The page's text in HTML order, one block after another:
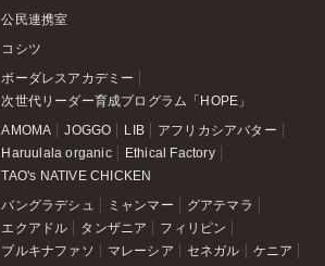
公民連携室
コシツ
ボーダレスアカデミー
次世代リーダー育成プログラム「HOPE」
AMOMA JOGGO LIB
アフリカシアバター
Haruulala organic
Ethical Factory
TAO's NATIVE CHICKEN
バングラデシュ ミャンマー
グアテマラ
エクアドル
タンザニア
フィリピン
ブルキナファソ
マレーシア セネガル ケニア